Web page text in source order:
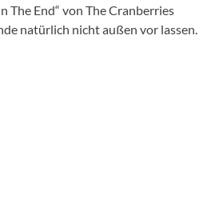
The End“ von The Cranberries
natürlich nicht außen vor lassen.